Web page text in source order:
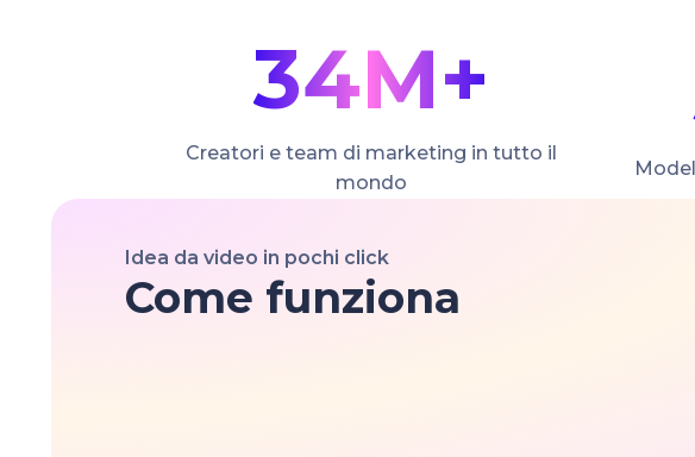
34M+
Creatori e team di marketing in tutto il
mondo
Idea da video in pochi click
Come funziona